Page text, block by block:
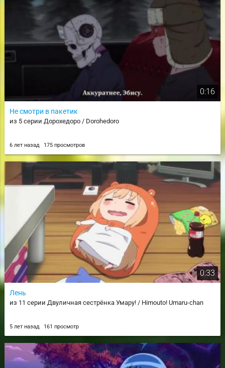
0:16
Не смотри в пакетик
из 5 серии Дорохедоро / Dorohedoro
6 лет назад 175 просмотров
0:33
Лень
из 11 серии Двуличная сестрёнка Умару! / Himouto! Umaru-chan
5 лет назад 161 просмотр